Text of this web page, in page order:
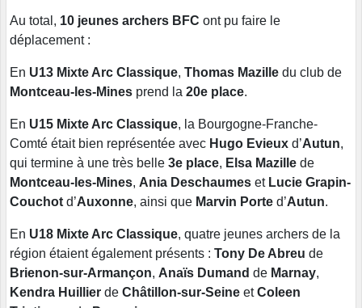
Au total, 10 jeunes archers BFC ont pu faire le
déplacement :
En U13 Mixte Arc Classique, Thomas Mazille du club de
Montceau-les-Mines prend la 20e place.
En U15 Mixte Arc Classique, la Bourgogne-Franche-
Comté était bien représentée avec Hugo Evieux d’Autun,
qui termine à une très belle 3e place, Elsa Mazille de
Montceau-les-Mines, Ania Deschaumes et Lucie Grapin-
Couchot d’Auxonne, ainsi que Marvin Porte d’Autun.
En U18 Mixte Arc Classique, quatre jeunes archers de la
région étaient également présents : Tony De Abreu de
Brienon-sur-Armançon, Anaïs Dumand de Marnay,
Kendra Huillier de Châtillon-sur-Seine etColeen